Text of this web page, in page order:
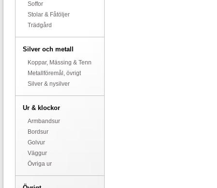
Soffor
Stolar & Fåtöljer
Trädgård
Silver och metall
Koppar, Mässing & Tenn
Metallföremål, övrigt
Silver & nysilver
Ur & klockor
Armbandsur
Bordsur
Golvur
Väggur
Övriga ur